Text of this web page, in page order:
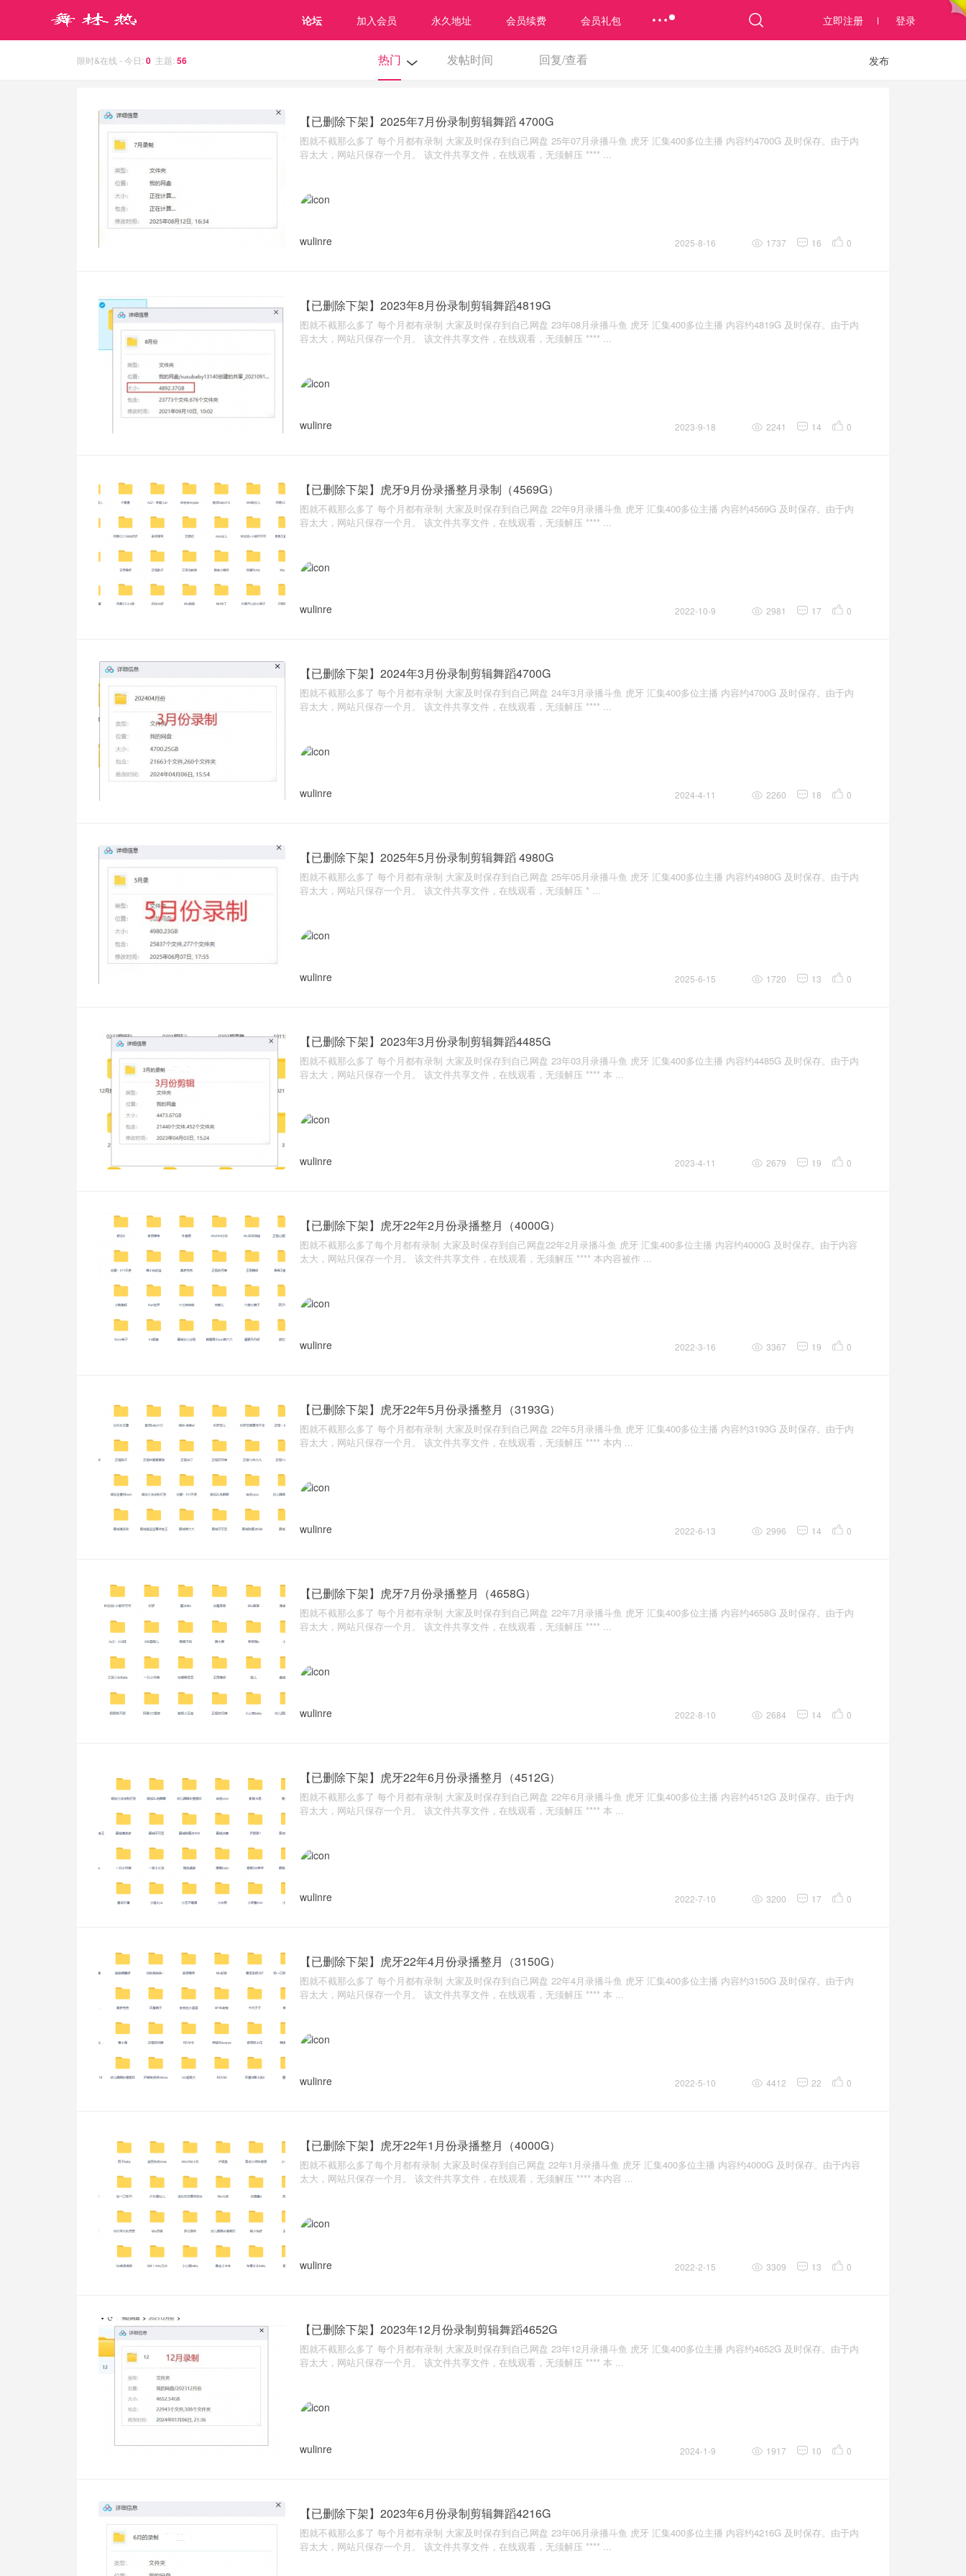
论坛 加入会员 永久地址 会员续费 会员礼包 立即注册 登录
限时&在线 - 今日: 0 主题: 56 热门 发帖时间 回复/查看 发布
【已删除下架】2025年7月份录制剪辑舞蹈 4700G
图就不截那么多了 每个月都有录制 大家及时保存到自己网盘 25年07月录播斗鱼 虎牙 汇集400多位主播 内容约4700G 及时保存。由于内
容太大，网站只保存一个月。 该文件共享文件，在线观看，无须解压 **** ...
wulinre 2025-8-16 1737 16 0
【已删除下架】2023年8月份录制剪辑舞蹈4819G
图就不截那么多了 每个月都有录制 大家及时保存到自己网盘 23年08月录播斗鱼 虎牙 汇集400多位主播 内容约4819G 及时保存。由于内
容太大，网站只保存一个月。 该文件共享文件，在线观看，无须解压 **** ...
wulinre 2023-9-18 2241 14 0
【已删除下架】虎牙9月份录播整月录制（4569G）
图就不截那么多了 每个月都有录制 大家及时保存到自己网盘 22年9月录播斗鱼 虎牙 汇集400多位主播 内容约4569G 及时保存。由于内
容太大，网站只保存一个月。 该文件共享文件，在线观看，无须解压 **** ...
wulinre 2022-10-9 2981 17 0
【已删除下架】2024年3月份录制剪辑舞蹈4700G
图就不截那么多了 每个月都有录制 大家及时保存到自己网盘 24年3月录播斗鱼 虎牙 汇集400多位主播 内容约4700G 及时保存。由于内
容太大，网站只保存一个月。 该文件共享文件，在线观看，无须解压 **** ...
wulinre 2024-4-11 2260 18 0
【已删除下架】2025年5月份录制剪辑舞蹈 4980G
图就不截那么多了 每个月都有录制 大家及时保存到自己网盘 25年05月录播斗鱼 虎牙 汇集400多位主播 内容约4980G 及时保存。由于内
容太大，网站只保存一个月。 该文件共享文件，在线观看，无须解压 * ...
wulinre 2025-6-15 1720 13 0
【已删除下架】2023年3月份录制剪辑舞蹈4485G
图就不截那么多了 每个月都有录制 大家及时保存到自己网盘 23年03月录播斗鱼 虎牙 汇集400多位主播 内容约4485G 及时保存。由于内
容太大，网站只保存一个月。 该文件共享文件，在线观看，无须解压 **** 本 ...
wulinre 2023-4-11 2679 19 0
【已删除下架】虎牙22年2月份录播整月（4000G）
图就不截那么多了每个月都有录制 大家及时保存到自己网盘22年2月录播斗鱼 虎牙 汇集400多位主播 内容约4000G 及时保存。由于内容
太大，网站只保存一个月。 该文件共享文件，在线观看，无须解压 **** 本内容被作 ...
wulinre 2022-3-16 3367 19 0
【已删除下架】虎牙22年5月份录播整月（3193G）
图就不截那么多了 每个月都有录制 大家及时保存到自己网盘 22年5月录播斗鱼 虎牙 汇集400多位主播 内容约3193G 及时保存。由于内
容太大，网站只保存一个月。 该文件共享文件，在线观看，无须解压 **** 本内 ...
wulinre 2022-6-13 2996 14 0
【已删除下架】虎牙7月份录播整月（4658G）
图就不截那么多了 每个月都有录制 大家及时保存到自己网盘 22年7月录播斗鱼 虎牙 汇集400多位主播 内容约4658G 及时保存。由于内
容太大，网站只保存一个月。 该文件共享文件，在线观看，无须解压 **** ...
wulinre 2022-8-10 2684 14 0
【已删除下架】虎牙22年6月份录播整月（4512G）
图就不截那么多了 每个月都有录制 大家及时保存到自己网盘 22年6月录播斗鱼 虎牙 汇集400多位主播 内容约4512G 及时保存。由于内
容太大，网站只保存一个月。 该文件共享文件，在线观看，无须解压 **** 本 ...
wulinre 2022-7-10 3200 17 0
【已删除下架】虎牙22年4月份录播整月（3150G）
图就不截那么多了 每个月都有录制 大家及时保存到自己网盘 22年4月录播斗鱼 虎牙 汇集400多位主播 内容约3150G 及时保存。由于内
容太大，网站只保存一个月。 该文件共享文件，在线观看，无须解压 **** 本 ...
wulinre 2022-5-10 4412 22 0
【已删除下架】虎牙22年1月份录播整月（4000G）
图就不截那么多了每个月都有录制 大家及时保存到自己网盘 22年1月录播斗鱼 虎牙 汇集400多位主播 内容约4000G 及时保存。由于内容
太大，网站只保存一个月。 该文件共享文件，在线观看，无须解压 **** 本内容 ...
wulinre 2022-2-15 3309 13 0
【已删除下架】2023年12月份录制剪辑舞蹈4652G
图就不截那么多了 每个月都有录制 大家及时保存到自己网盘 23年12月录播斗鱼 虎牙 汇集400多位主播 内容约4652G 及时保存。由于内
容太大，网站只保存一个月。 该文件共享文件，在线观看，无须解压 **** 本 ...
wulinre 2024-1-9 1917 10 0
【已删除下架】2023年6月份录制剪辑舞蹈4216G
图就不截那么多了 每个月都有录制 大家及时保存到自己网盘 23年06月录播斗鱼 虎牙 汇集400多位主播 内容约4216G 及时保存。由于内
容太大，网站只保存一个月。 该文件共享文件，在线观看，无须解压 **** ...